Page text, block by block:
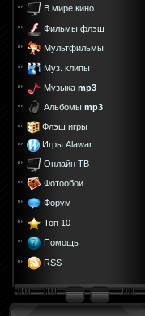
В мире кино
Фильмы флэш
Мультфильмы
Муз. клипы
Музыка mp3
Альбомы mp3
Флэш игры
Игры Alawar
Онлайн ТВ
Фотообои
Форум
Топ 10
Помощь
RSS